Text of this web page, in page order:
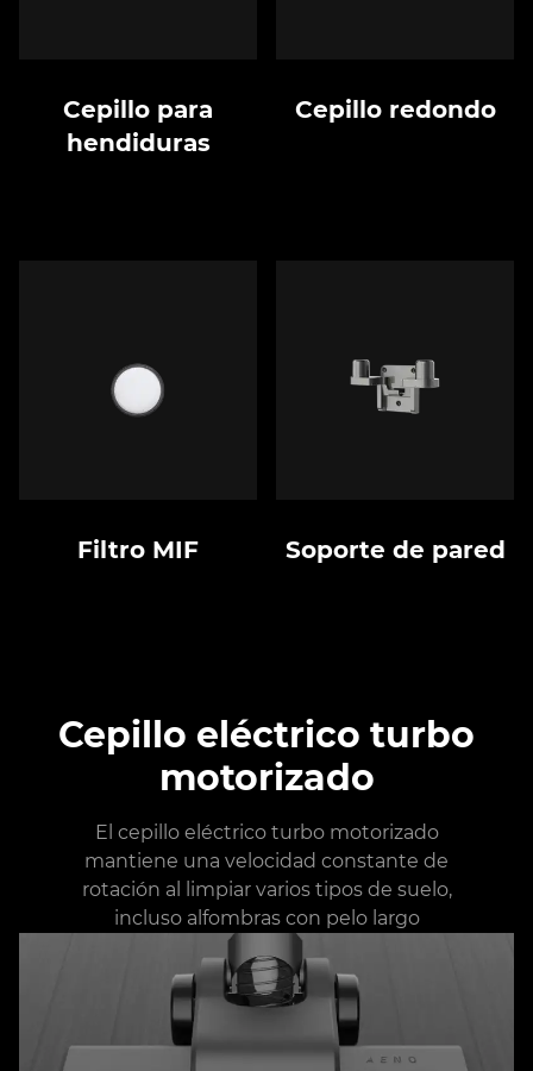
Cepillo para
hendiduras
Cepillo redondo
Filtro MIF Soporte de pared
Cepillo eléctrico turbo
motorizado
El cepillo eléctrico turbo motorizado
mantiene una velocidad constante de
rotación al limpiar varios tipos de suelo,
incluso alfombras con pelo largo